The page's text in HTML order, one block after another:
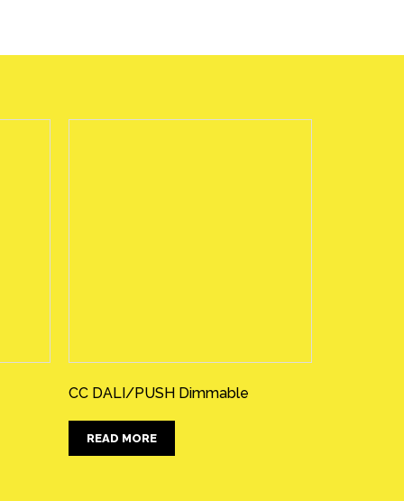
CC DALI/PUSH Dimmable
READ MORE